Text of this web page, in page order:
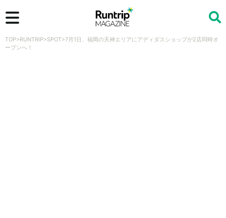
検索
TOP>RUNTRIP>SPOT>7月1日、福岡の天神エリアにアディダスショップが2店同時オ
ープンへ！